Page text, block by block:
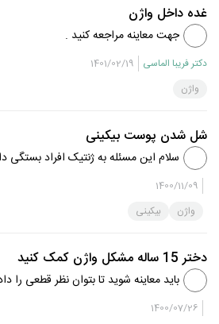
غده داخل واژن
جهت معاینه مراجعه کنید .
دکتر فریبا الماسی
1401/02/19
واژن
شل شدن پوست بیکینی
سلام این مسئله به ژنتیک افراد بستگی
آن را تغییر داد
1400/11/09
واژن
بیکینی
دختر 15 ساله مشکل واژن کمک کنید
باید معاینه شوید تا بتوان نظر قطعی را
1400/07/26